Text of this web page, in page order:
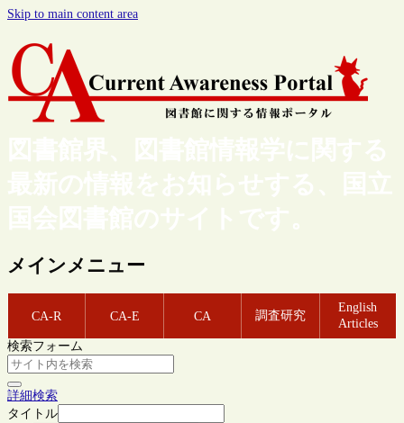
Skip to main content area
図書館界、図書館情報学に関する
最新の情報をお知らせする、国立
国会図書館のサイトです。
メインメニュー
CA-R CA-E CA 調査研究
English
Articles
検索フォーム
詳細検索
タイトル